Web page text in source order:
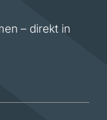
– direkt in